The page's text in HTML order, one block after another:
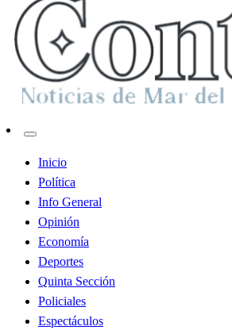
Contraste MDP
Inicio
Política
Info General
Opinión
Economía
Deportes
Quinta Sección
Policiales
Espectáculos